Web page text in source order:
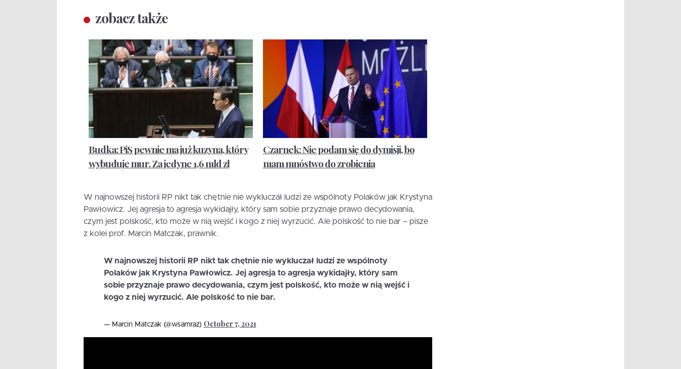
zobacz także
Budka: PiS pewnie ma już kuzyna, który
wybuduje mur. Za jedyne 1,6 mld zł
Czarnek: Nie podam się do dymisji, bo
mam mnóstwo do zrobienia
W najnowszej historii RP nikt tak chętnie nie wykluczał ludzi ze wspólnoty Polaków jak Krystyna
Pawłowicz. Jej agresja to agresja wykidajły, który sam sobie przyznaje prawo decydowania,
czym jest polskość, kto może w nią wejść i kogo z niej wyrzucić. Ale polskość to nie bar – pisze
z kolei prof. Marcin Matczak, prawnik.
W najnowszej historii RP nikt tak chętnie nie wykluczał ludzi ze wspólnoty
Polaków jak Krystyna Pawłowicz. Jej agresja to agresja wykidajły, który sam
sobie przyznaje prawo decydowania, czym jest polskość, kto może w nią wejść i
kogo z niej wyrzucić. Ale polskość to nie bar.
— Marcin Matczak (@wsamraz) October 7, 2021